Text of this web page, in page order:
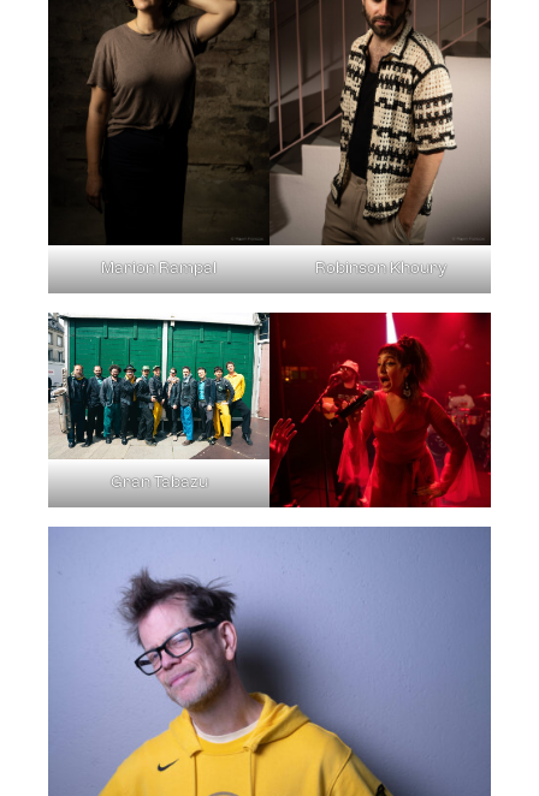
Marion Rampal Robinson Khoury
Gran Tabazu